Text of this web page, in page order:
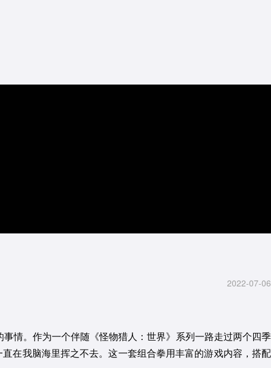
2022-07-06
情。作为一个伴随《怪物猎人：世界》系列一路走过两个四季
在我脑海里挥之不去。这一套组合拳用丰富的游戏内容，搭配